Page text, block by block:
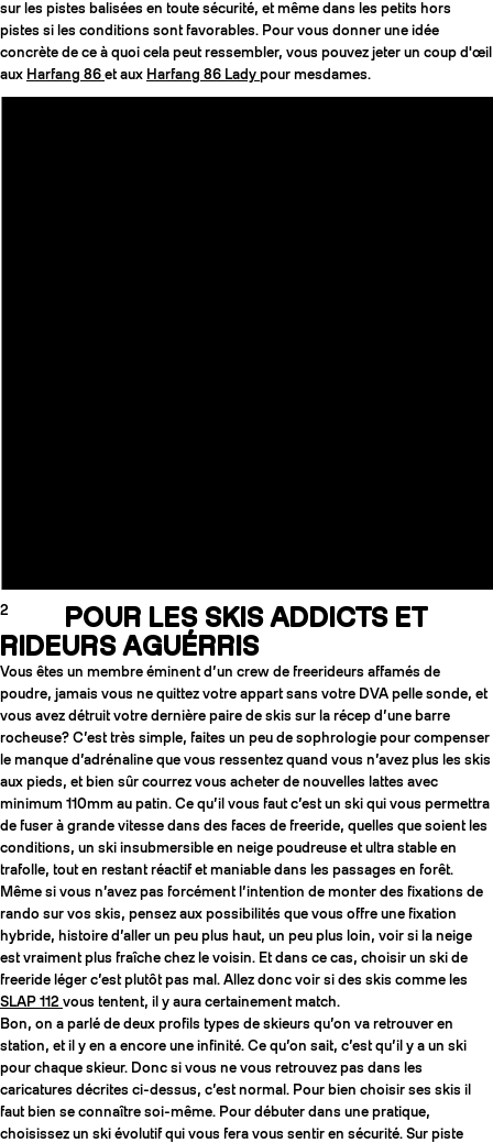
sur les pistes balisées en toute sécurité, et même dans les petits hors
pistes si les conditions sont favorables. Pour vous donner une idée
concrète de ce à quoi cela peut ressembler, vous pouvez jeter un coup d'œil
aux Harfang 86 et aux Harfang 86 Lady pour mesdames.
2
POUR LES SKIS ADDICTS ET
RIDEURS AGUÉRRIS
Vous êtes un membre éminent d’un crew de freerideurs affamés de
poudre, jamais vous ne quittez votre appart sans votre DVA pelle sonde, et
vous avez détruit votre dernière paire de skis sur la récep d’une barre
rocheuse? C’est très simple, faites un peu de sophrologie pour compenser
le manque d’adrénaline que vous ressentez quand vous n’avez plus les skis
aux pieds, et bien sûr courrez vous acheter de nouvelles lattes avec
minimum 110mm au patin. Ce qu’il vous faut c’est un ski qui vous permettra
de fuser à grande vitesse dans des faces de freeride, quelles que soient les
conditions, un ski insubmersible en neige poudreuse et ultra stable en
trafolle, tout en restant réactif et maniable dans les passages en forêt.
Même si vous n’avez pas forcément l’intention de monter des fixations de
rando sur vos skis, pensez aux possibilités que vous offre une fixation
hybride, histoire d’aller un peu plus haut, un peu plus loin, voir si la neige
est vraiment plus fraîche chez le voisin. Et dans ce cas, choisir un ski de
freeride léger c’est plutôt pas mal. Allez donc voir si des skis comme les
SLAP 112 vous tentent, il y aura certainement match.
Bon, on a parlé de deux profils types de skieurs qu’on va retrouver en
station, et il y en a encore une infinité. Ce qu’on sait, c’est qu’il y a un ski
pour chaque skieur. Donc si vous ne vous retrouvez pas dans les
caricatures décrites ci-dessus, c’est normal. Pour bien choisir ses skis il
faut bien se connaître soi-même. Pour débuter dans une pratique,
choisissez un ski évolutif qui vous fera vous sentir en sécurité. Sur piste